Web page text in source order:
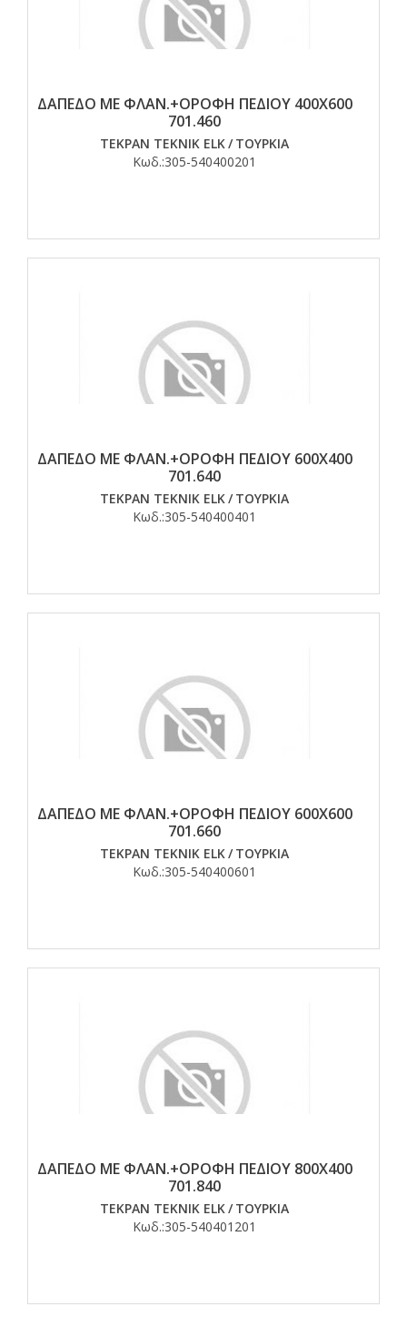
ΔΑΠΕΔΟ ΜΕ ΦΛΑΝ.+ΟΡΟΦΗ ΠΕΔΙΟΥ 400Χ600
701.460
TEKPAN TEKNIK ELK/ ΤΟΥΡΚΙΑ
Κωδ.:305-540400201
ΔΑΠΕΔΟ ΜΕ ΦΛΑΝ.+ΟΡΟΦΗ ΠΕΔΙΟΥ 600Χ400
701.640
TEKPAN TEKNIK ELK/ ΤΟΥΡΚΙΑ
Κωδ.:305-540400401
ΔΑΠΕΔΟ ΜΕ ΦΛΑΝ.+ΟΡΟΦΗ ΠΕΔΙΟΥ 600Χ600
701.660
TEKPAN TEKNIK ELK/ ΤΟΥΡΚΙΑ
Κωδ.:305-540400601
ΔΑΠΕΔΟ ΜΕ ΦΛΑΝ.+ΟΡΟΦΗ ΠΕΔΙΟΥ 800Χ400
701.840
TEKPAN TEKNIK ELK/ ΤΟΥΡΚΙΑ
Κωδ.:305-540401201